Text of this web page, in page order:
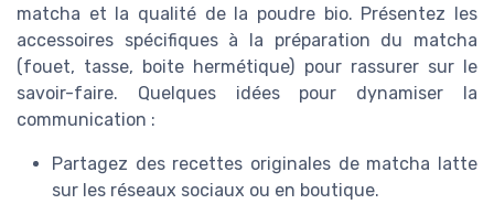
matcha et la qualité de la poudre bio. Présentez les
accessoires spécifiques à la préparation du matcha
(fouet, tasse, boite hermétique) pour rassurer sur le
savoir-faire. Quelques idées pour dynamiser la
communication :
Partagez des recettes originales de matcha latte
sur les réseaux sociaux ou en boutique.